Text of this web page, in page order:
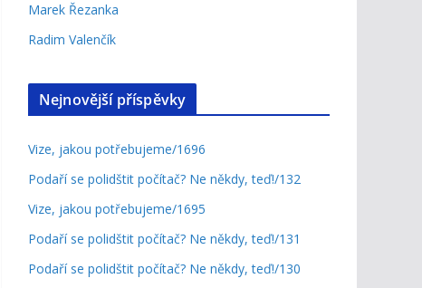
Marek Řezanka
Radim Valenčík
Nejnovější příspěvky
Vize, jakou potřebujeme/1696
Podaří se polidštit počítač? Ne někdy, teď!/132
Vize, jakou potřebujeme/1695
Podaří se polidštit počítač? Ne někdy, teď!/131
Podaří se polidštit počítač? Ne někdy, teď!/130